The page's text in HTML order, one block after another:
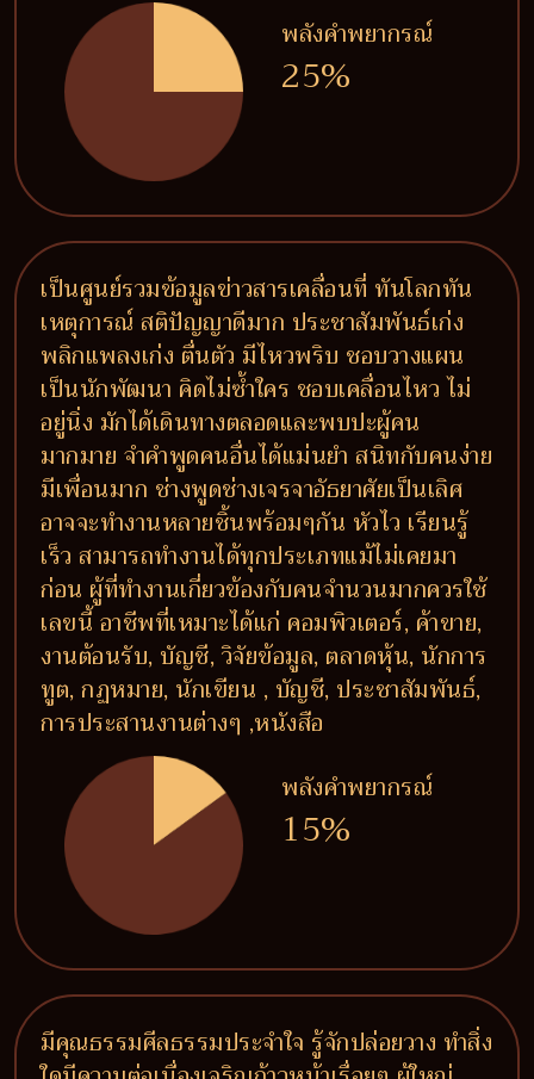
พลังคำพยากรณ์
25%
เป็นศูนย์รวมข้อมูลข่าวสารเคลื่อนที่ ทันโลกทัน
เหตุการณ์ สติปัญญาดีมาก ประชาสัมพันธ์เก่ง
พลิกแพลงเก่ง ตื่นตัว มีไหวพริบ ชอบวางแผน
เป็นนักพัฒนา คิดไม่ซ้ำใคร ชอบเคลื่อนไหว ไม่
อยู่นิ่ง มักได้เดินทางตลอดและพบปะผู้คน
มากมาย จำคำพูดคนอื่นได้แม่นยำ สนิทกับคนง่าย
มีเพื่อนมาก ช่างพูดช่างเจรจาอัธยาศัยเป็นเลิศ
อาจจะทำงานหลายชิ้นพร้อมๆกัน หัวไว เรียนรู้
เร็ว สามารถทำงานได้ทุกประเภทแม้ไม่เคยมา
ก่อน ผู้ที่ทำงานเกี่ยวข้องกับคนจำนวนมากควรใช้
เลขนี้ อาชีพที่เหมาะได้แก่ คอมพิวเตอร์, ค้าขาย,
งานต้อนรับ, บัญชี, วิจัยข้อมูล, ตลาดหุ้น, นักการ
ทูต, กฏหมาย, นักเขียน , บัญชี, ประชาสัมพันธ์,
การประสานงานต่างๆ ,หนังสือ
พลังคำพยากรณ์
15%
มีคุณธรรมศีลธรรมประจำใจ รู้จักปล่อยวาง ทำสิ่ง